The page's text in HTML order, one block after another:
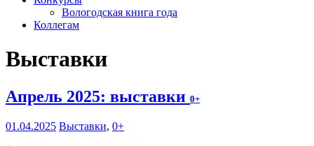
Вологодская книга года
Коллегам
Выставки
Апрель 2025: выставки 0+
01.04.2025 Выставки, 0+